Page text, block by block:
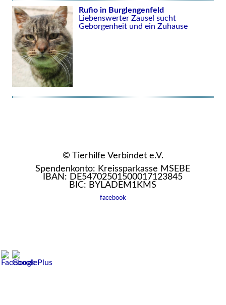
Rufio in Burglengenfeld
Liebenswerter Zausel sucht
Geborgenheit und ein Zuhause
© Tierhilfe Verbindet e.V.
Spendenkonto: Kreissparkasse MSEBE
IBAN: DE54702501500017123845
BIC: BYLADEM1KMS
facebook